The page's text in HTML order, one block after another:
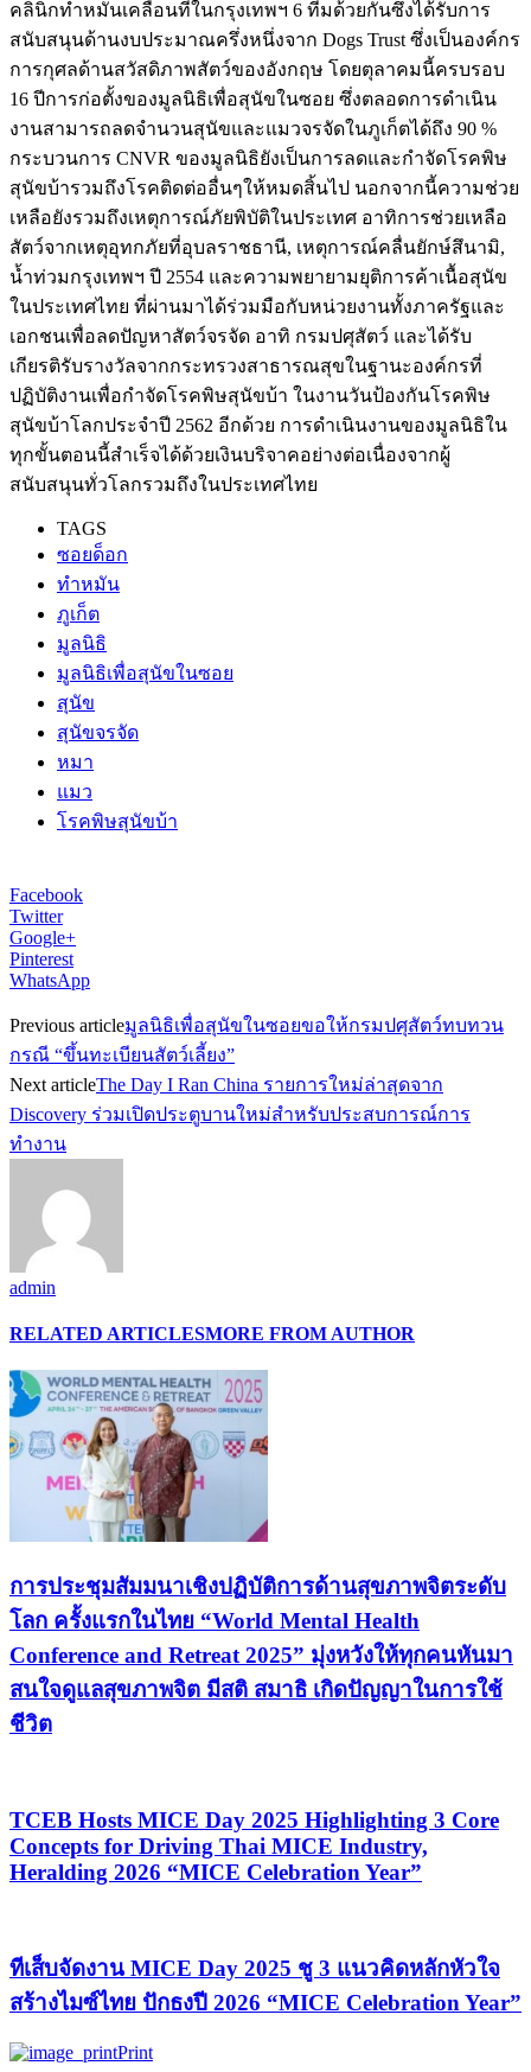
คลินิกทำหมันเคลื่อนที่ในกรุงเทพฯ 6 ทีมด้วยกันซึ่งได้รับการ
สนับสนุนด้านงบประมาณครึ่งหนึ่งจาก Dogs Trust ซึ่งเป็นองค์กร
การกุศลด้านสวัสดิภาพสัตว์ของอังกฤษ โดยตุลาคมนี้ครบรอบ
16 ปีการก่อตั้งของมูลนิธิเพื่อสุนัขในซอย ซึ่งตลอดการดำเนิน
งานสามารถลดจำนวนสุนัขและแมวจรจัดในภูเก็ตได้ถึง 90 %
กระบวนการ CNVR ของมูลนิธิยังเป็นการลดและกำจัดโรคพิษ
สุนัขบ้ารวมถึงโรคติดต่ออื่นๆให้หมดสิ้นไป นอกจากนี้ความช่วย
เหลือยังรวมถึงเหตุการณ์ภัยพิบัติในประเทศ อาทิการช่วยเหลือ
สัตว์จากเหตุอุทกภัยที่อุบลราชธานี, เหตุการณ์คลื่นยักษ์สึนามิ,
น้ำท่วมกรุงเทพฯ ปี 2554 และความพยายามยุติการค้าเนื้อสุนัข
ในประเทศไทย ที่ผ่านมาได้ร่วมมือกับหน่วยงานทั้งภาครัฐและ
เอกชนเพื่อลดปัญหาสัตว์จรจัด อาทิ กรมปศุสัตว์ และได้รับ
เกียรติรับรางวัลจากกระทรวงสาธารณสุขในฐานะองค์กรที่
ปฏิบัติงานเพื่อกำจัดโรคพิษสุนัขบ้า ในงานวันป้องกันโรคพิษ
สุนัขบ้าโลกประจำปี 2562 อีกด้วย การดำเนินงานของมูลนิธิใน
ทุกขั้นตอนนี้สำเร็จได้ด้วยเงินบริจาคอย่างต่อเนื่องจากผู้
สนับสนุนทั่วโลกรวมถึงในประเทศไทย
TAGS
ซอยด็อก
ทำหมัน
ภูเก็ต
มูลนิธิ
มูลนิธิเพื่อสุนัขในซอย
สุนัข
สุนัขจรจัด
หมา
แมว
โรคพิษสุนัขบ้า
Facebook
Twitter
Google+
Pinterest
WhatsApp
Previous articleมูลนิธิเพื่อสุนัขในซอยขอให้กรมปศุสัตว์ทบทวน
กรณี “ขึ้นทะเบียนสัตว์เลี้ยง”
Next articleThe Day I Ran China รายการใหม่ล่าสุดจาก
Discovery ร่วมเปิดประตูบานใหม่สำหรับประสบการณ์การ
ทำงาน
admin
RELATED ARTICLESMORE FROM AUTHOR
การประชุมสัมมนาเชิงปฏิบัติการด้านสุขภาพจิตระดับ
โลก ครั้งแรกในไทย “World Mental Health
Conference and Retreat 2025” มุ่งหวังให้ทุกคนหันมา
สนใจดูแลสุขภาพจิต มีสติ สมาธิ เกิดปัญญาในการใช้
ชีวิต
TCEB Hosts MICE Day 2025 Highlighting 3 Core
Concepts for Driving Thai MICE Industry,
Heralding 2026 “MICE Celebration Year”
ทีเส็บจัดงาน MICE Day 2025 ชู 3 แนวคิดหลักหัวใจ
สร้างไมซ์ไทย ปักธงปี 2026 “MICE Celebration Year”
Print